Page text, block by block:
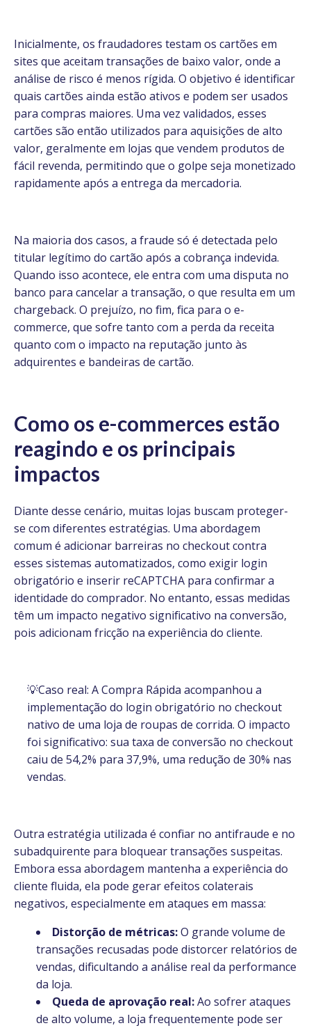
Inicialmente, os fraudadores testam os cartões em
sites que aceitam transações de baixo valor, onde a
análise de risco é menos rígida. O objetivo é identificar
quais cartões ainda estão ativos e podem ser usados
para compras maiores. Uma vez validados, esses
cartões são então utilizados para aquisições de alto
valor, geralmente em lojas que vendem produtos de
fácil revenda, permitindo que o golpe seja monetizado
rapidamente após a entrega da mercadoria.
Na maioria dos casos, a fraude só é detectada pelo
titular legítimo do cartão após a cobrança indevida.
Quando isso acontece, ele entra com uma disputa no
banco para cancelar a transação, o que resulta em um
chargeback. O prejuízo, no fim, fica para o e-
commerce, que sofre tanto com a perda da receita
quanto com o impacto na reputação junto às
adquirentes e bandeiras de cartão.
Como os e-commerces estão
reagindo e os principais
impactos
Diante desse cenário, muitas lojas buscam proteger-
se com diferentes estratégias. Uma abordagem
comum é adicionar barreiras no checkout contra
esses sistemas automatizados, como exigir login
obrigatório e inserir reCAPTCHA para confirmar a
identidade do comprador. No entanto, essas medidas
têm um impacto negativo significativo na conversão,
pois adicionam fricção na experiência do cliente.
💡Caso real: A Compra Rápida acompanhou a
implementação do login obrigatório no checkout
nativo de uma loja de roupas de corrida. O impacto
foi significativo: sua taxa de conversão no checkout
caiu de 54,2% para 37,9%, uma redução de 30% nas
vendas.
Outra estratégia utilizada é confiar no antifraude e no
subadquirente para bloquear transações suspeitas.
Embora essa abordagem mantenha a experiência do
cliente fluida, ela pode gerar efeitos colaterais
negativos, especialmente em ataques em massa:
Distorção de métricas:O grande volume de
transações recusadas pode distorcer relatórios de
vendas, dificultando a análise real da performance
da loja.
Queda de aprovação real:Ao sofrer ataques
de alto volume, a loja frequentemente pode ser